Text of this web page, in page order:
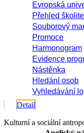
Evropská
Přehled
Souborový
Promoce
Harmonogram
Evidence
Nástěnka
Hledání osob
Vyhledávání
Detail
Kulturní a sociální